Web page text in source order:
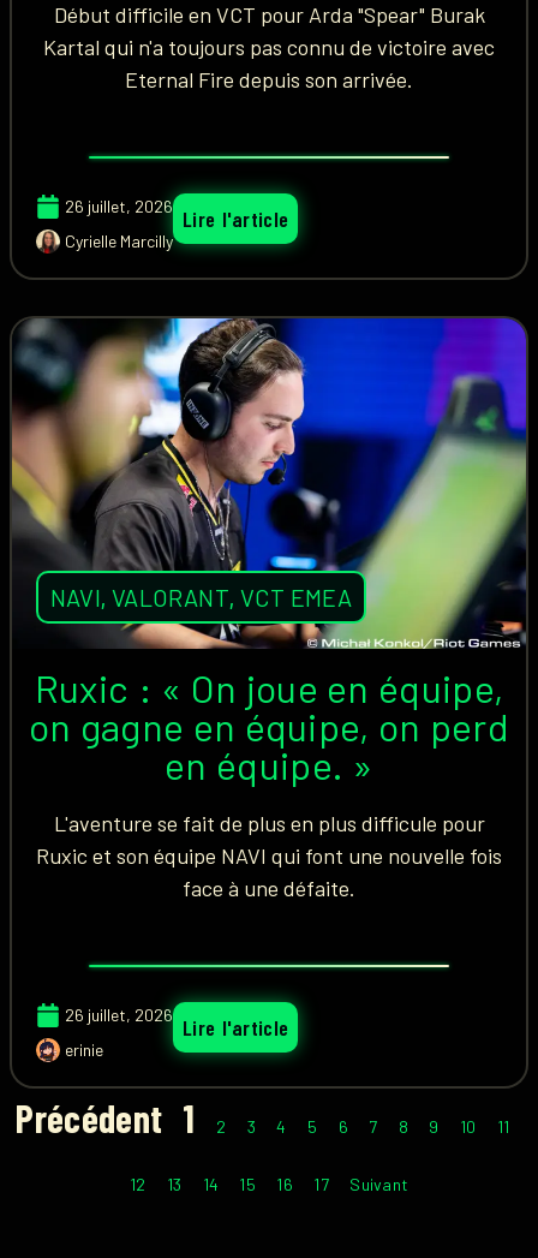
Début difficile en VCT pour Arda "Spear" Burak
Kartal qui n'a toujours pas connu de victoire avec
Eternal Fire depuis son arrivée.
26 juillet, 2026
Cyrielle Marcilly
Lire l'article
NAVI,VALORANT,VCT EMEA
Ruxic : « On joue en équipe,
on gagne en équipe, on perd
en équipe. »
L'aventure se fait de plus en plus difficule pour
Ruxic et son équipe NAVI qui font une nouvelle fois
face à une défaite.
26 juillet, 2026
erinie
Lire l'article
Précédent 1 2 3 4 5 6 7 8 9 10 11
12 13 14 15 16 17 Suivant